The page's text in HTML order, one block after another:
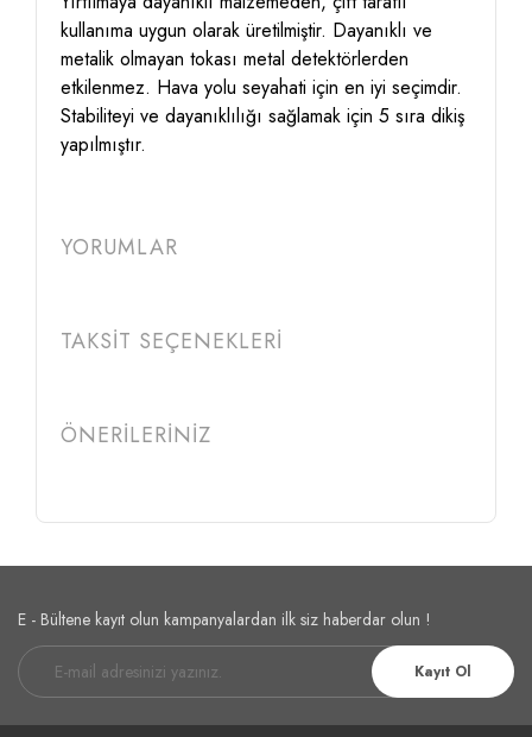
kullanıma uygun olarak üretilmiştir. Dayanıklı ve
metalik olmayan tokası metal detektörlerden
etkilenmez. Hava yolu seyahati için en iyi seçimdir.
Stabiliteyi ve dayanıklılığı sağlamak için 5 sıra dikiş
yapılmıştır.
YORUMLAR
TAKSİT SEÇENEKLERİ
ÖNERİLERİNİZ
E - Bültene kayıt olun kampanyalardan ilk siz haberdar olun !
Kayıt Ol